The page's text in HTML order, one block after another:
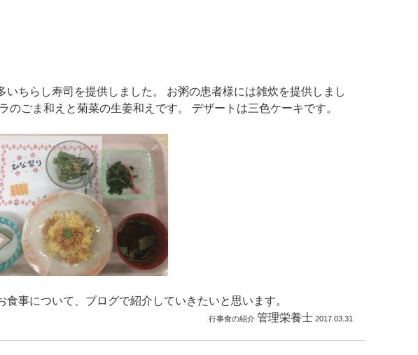
ちらし寿司を提供しました。 お粥の患者様には雑炊を提供しまし
のごま和えと菊菜の生姜和えです。 デザートは三色ケーキです。
事について、ブログで紹介していきたいと思います。
行事食の紹介 管理栄養士 2017.03.31